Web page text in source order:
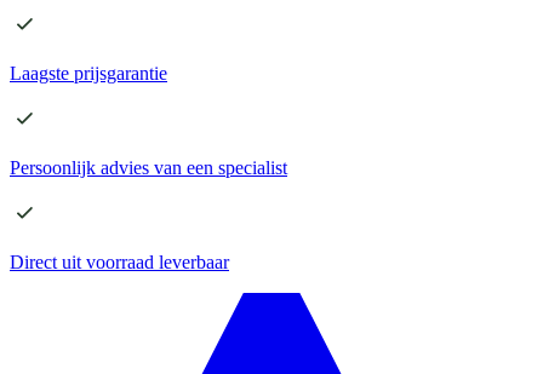
Laagste prijsgarantie
Persoonlijk advies van een specialist
Direct uit voorraad leverbaar